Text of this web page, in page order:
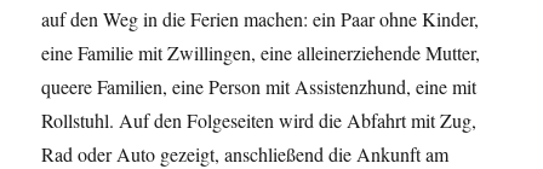
auf den Weg in die Ferien machen: ein Paar ohne Kinder,
eine Familie mit Zwillingen, eine alleinerziehende Mutter,
queere Familien, eine Person mit Assistenzhund, eine mit
Rollstuhl. Auf den Folgeseiten wird die Abfahrt mit Zug,
Rad oder Auto gezeigt, anschließend die Ankunft am